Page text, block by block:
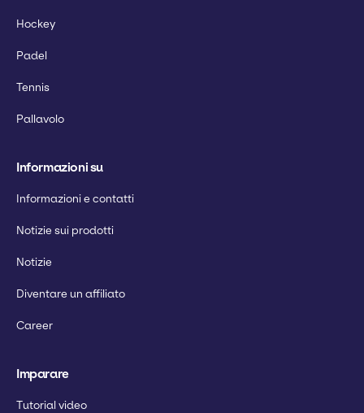
Hockey
Padel
Tennis
Pallavolo
Informazioni su
Informazioni e contatti
Notizie sui prodotti
Notizie
Diventare un affiliato
Career
Imparare
Tutorial video